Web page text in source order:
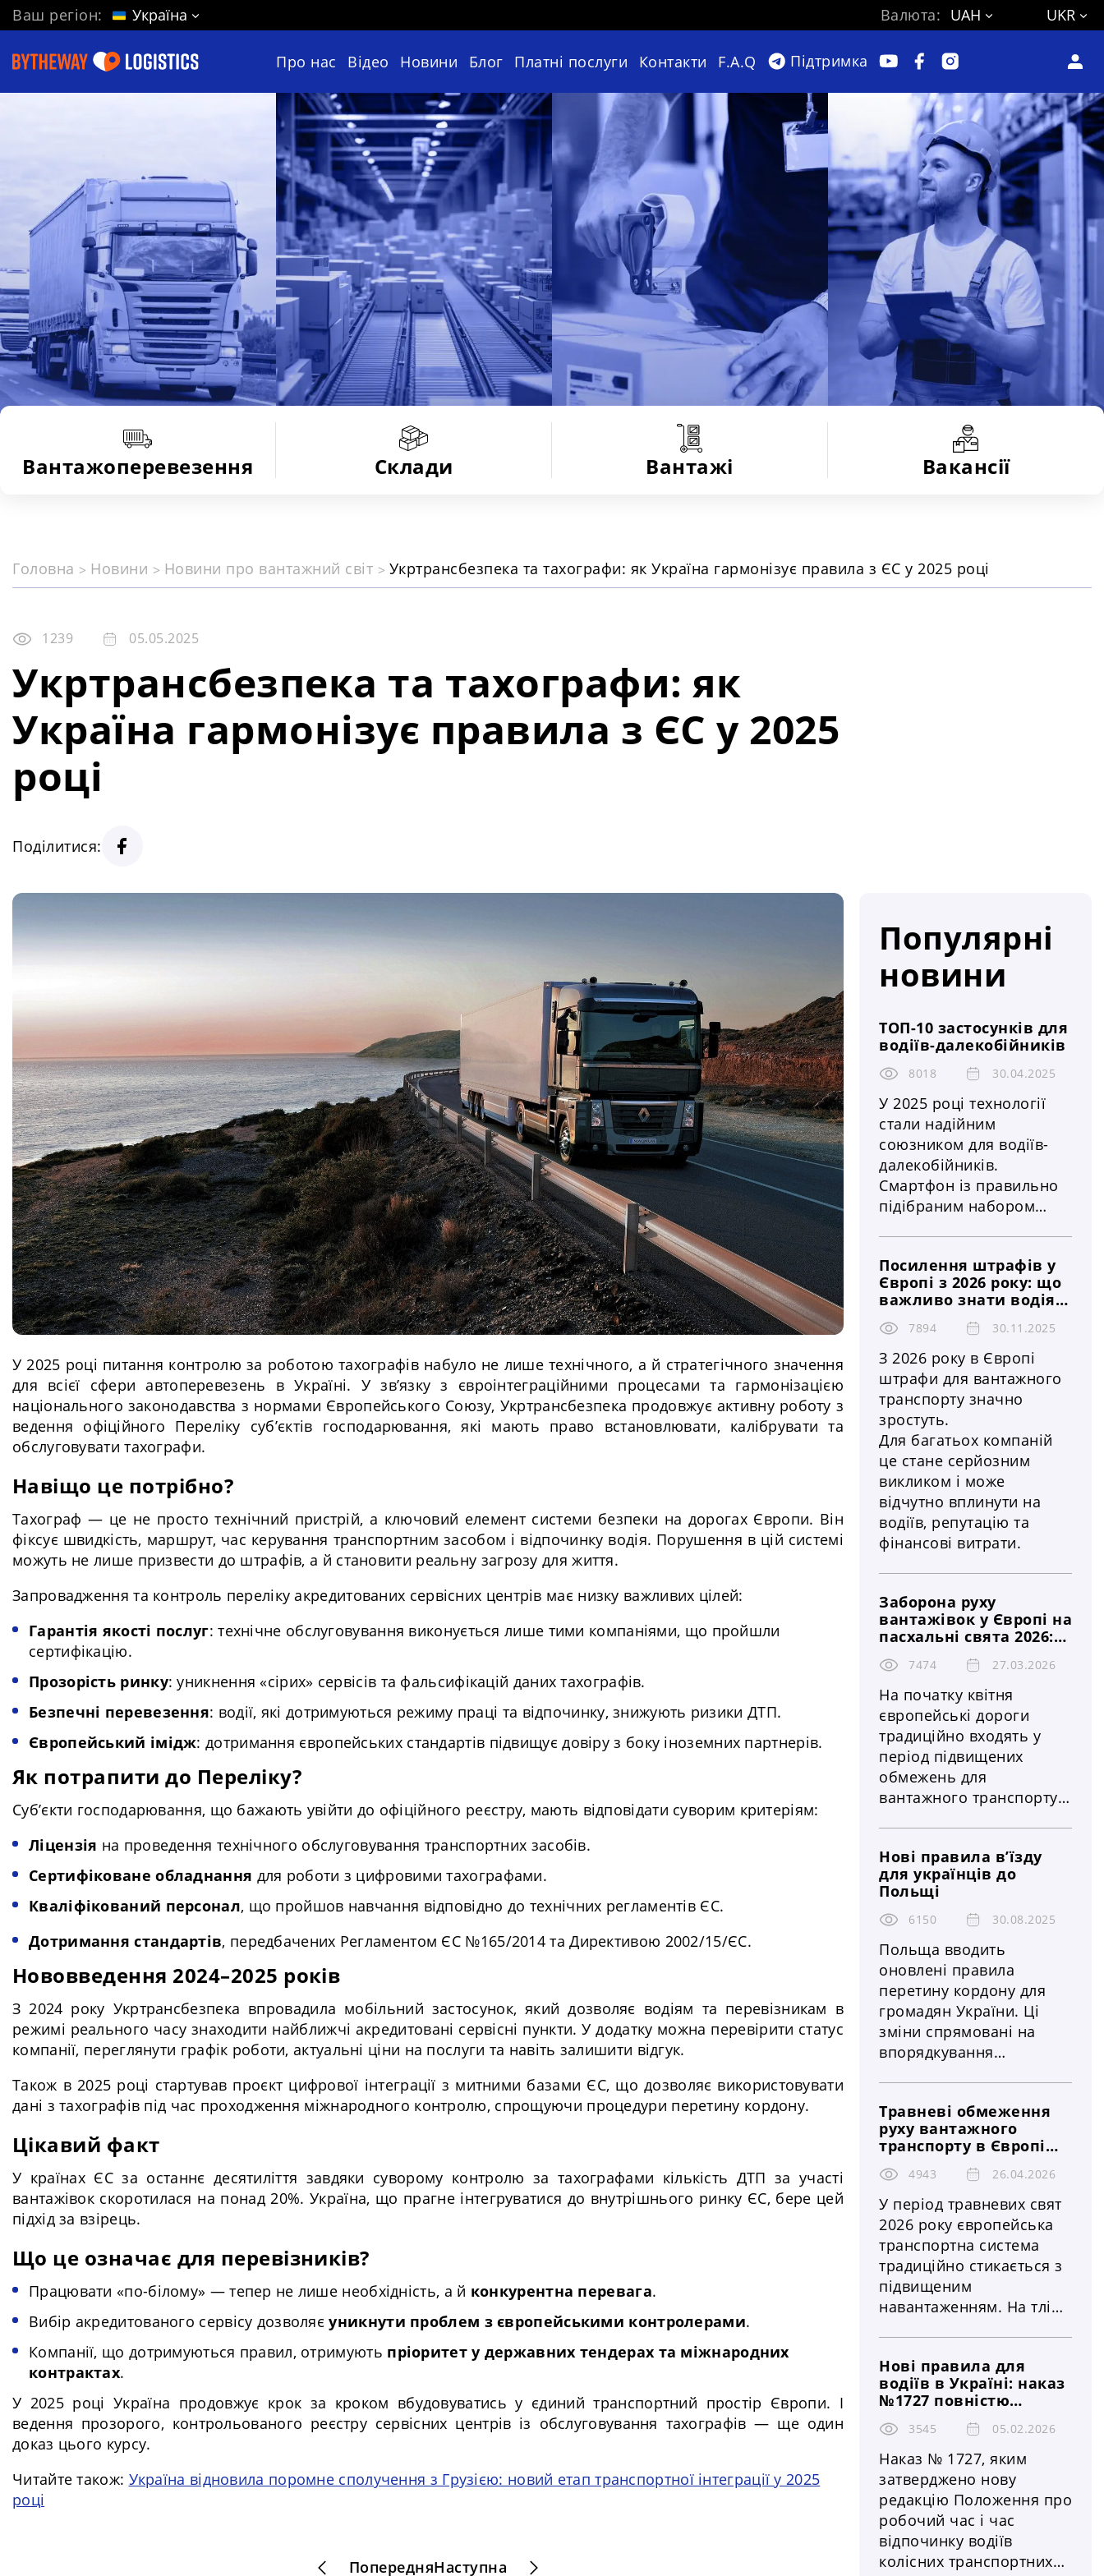
Ваш регіон: Україна Валюта: UAH UKR
Про нас Відео Новини Блог Платні послуги Контакти F.A.Q Підтримка
Вантажоперевезення Склади Вантажі Вакансії
Головна Новини Новини про вантажний світ Укртрансбезпека та тахографи: як Україна гармонізує правила з ЄС у 2025 році
1239 05.05.2025
Укртрансбезпека та тахографи: як
Україна гармонізує правила з ЄС у 2025
році
Поділитися:
У 2025 році питання контролю за роботою тахографів набуло не лише технічного, а й стратегічного значення
для всієї сфери автоперевезень в Україні. У зв’язку з євроінтеграційними процесами та гармонізацією
національного законодавства з нормами Європейського Союзу, Укртрансбезпека продовжує активну роботу з
ведення офіційного Переліку суб’єктів господарювання, які мають право встановлювати, калібрувати та
обслуговувати тахографи.
Навіщо це потрібно?
Тахограф — це не просто технічний пристрій, а ключовий елемент системи безпеки на дорогах Європи. Він
фіксує швидкість, маршрут, час керування транспортним засобом і відпочинку водія. Порушення в цій системі
можуть не лише призвести до штрафів, а й становити реальну загрозу для життя.
Запровадження та контроль переліку акредитованих сервісних центрів має низку важливих цілей:
Гарантія якості послуг: технічне обслуговування виконується лише тими компаніями, що пройшли
сертифікацію.
Прозорість ринку: уникнення «сірих» сервісів та фальсифікацій даних тахографів.
Безпечні перевезення: водії, які дотримуються режиму праці та відпочинку, знижують ризики ДТП.
Європейський імідж: дотримання європейських стандартів підвищує довіру з боку іноземних партнерів.
Як потрапити до Переліку?
Суб’єкти господарювання, що бажають увійти до офіційного реєстру, мають відповідати суворим критеріям:
Ліцензія на проведення технічного обслуговування транспортних засобів.
Сертифіковане обладнання для роботи з цифровими тахографами.
Кваліфікований персонал, що пройшов навчання відповідно до технічних регламентів ЄС.
Дотримання стандартів, передбачених Регламентом ЄС №165/2014 та Директивою 2002/15/ЄС.
Нововведення 2024–2025 років
З 2024 року Укртрансбезпека впровадила мобільний застосунок, який дозволяє водіям та перевізникам в
режимі реального часу знаходити найближчі акредитовані сервісні пункти. У додатку можна перевірити статус
компанії, переглянути графік роботи, актуальні ціни на послуги та навіть залишити відгук.
Також в 2025 році стартував проєкт цифрової інтеграції з митними базами ЄС, що дозволяє використовувати
дані з тахографів під час проходження міжнародного контролю, спрощуючи процедури перетину кордону.
Цікавий факт
У країнах ЄС за останнє десятиліття завдяки суворому контролю за тахографами кількість ДТП за участі
вантажівок скоротилася на понад 20%. Україна, що прагне інтегруватися до внутрішнього ринку ЄС, бере цей
підхід за взірець.
Що це означає для перевізників?
Працювати «по-білому» — тепер не лише необхідність, а й конкурентна перевага.
Вибір акредитованого сервісу дозволяєуникнути проблем з європейськими контролерами.
Компанії, що дотримуються правил, отримують пріоритет у державних тендерах та міжнародних
контрактах.
У 2025 році Україна продовжує крок за кроком вбудовуватись у єдиний транспортний простір Європи. І
ведення прозорого, контрольованого реєстру сервісних центрів із обслуговування тахографів — ще один
доказ цього курсу.
Читайте також: Україна відновила поромне сполучення з Грузією: новий етап транспортної інтеграції у 2025
році
ПопередняНаступна
Популярні
новини
ТОП-10 застосунків для
водіїв-далекобійників
8018 30.04.2025
У 2025 році технології
стали надійним
союзником для водіїв-
далекобійників.
Смартфон із правильно
підібраним набором
роботу на маршруті,
забезпечити безпеку та
зручність у дорозі. Ось
ТОП-10 найкорисніших
застосунків, які варто
мати кожному
далекобійнику
Посилення штрафів у
Європі з 2026 року: що
важливо знати водіям
вантажівок і
логістичним
компаніям
7894 30.11.2025
З 2026 року в Європі
штрафи для вантажного
транспорту значно
зростуть.
Для багатьох компаній
це стане серйозним
викликом і може
відчутно вплинути на
водіїв, репутацію та
фінансові витрати.
Заборона руху
вантажівок у Європі на
пасхальні свята 2026:
країни, штрафи та
контроль
7474 27.03.2026
На початку квітня
європейські дороги
традиційно входять у
період підвищених
обмежень для
вантажного транспорту.
найдовших за останні
роки через календарний
збіг святкування
Великдень у більшості
країн Європи. Влада
держав посилює
регулювання руху
великовантажного
транспорту, що
безпосередньо впливає
на логістичні ланцюги,
строки доставки та
витрати бізнесу
Нові правила в’їзду
для українців до
Польщі
6150 30.08.2025
Польща вводить
оновлені правила
перетину кордону для
громадян України. Ці
зміни спрямовані на
впорядкування
нелегальною зайнятістю
та гармонізацію
польського
законодавства з
нормами Європейського
Союзу
Травневі обмеження
руху вантажного
транспорту в Європі
2026: повний графік
заборон, країни, дати
та вплив на логістику і
перевезення
4943 26.04.2026
У період травневих свят
2026 року європейська
транспортна система
традиційно стикається з
підвищеним
навантаженням. На тлі
низці країн
запроваджуються
тимчасові обмеження на
рух великовантажного
транспорту. Ці заходи
охоплюють ключові
автомагістралі та
найважливіші
транспортні коридори,
що безпосередньо
Нові правила для
водіїв в Україні: наказ
№1727 повністю
змінює норми
робочого часу та
відпочинку — що це
означає для
перевізників, бізнесу
й безпеки на дорогах
3545 05.02.2026
Наказ № 1727, яким
затверджено нову
редакцію Положення про
робочий час і час
відпочинку водіїв
колісних транспортних